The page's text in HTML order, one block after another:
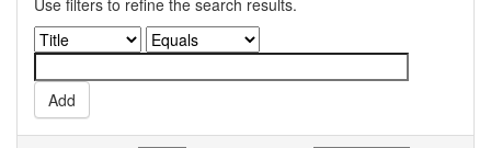
Use filters to refine the search results.